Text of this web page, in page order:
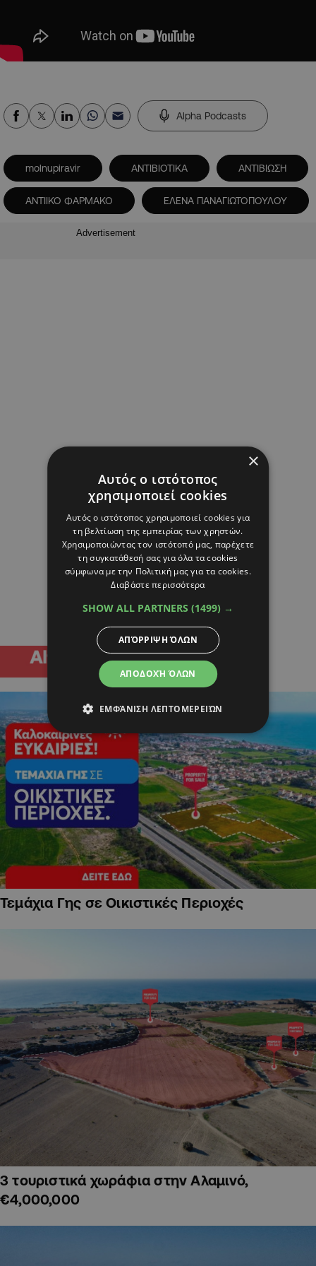
Alpha Podcasts
molnupiravir ΑΝΤΙΒΙΟΤΙΚΑ ΑΝΤΙΒΙΩΣΗ
ΑΝΤΙΙΚΟ ΦΑΡΜΑΚΟ ΕΛΕΝΑ ΠΑΝΑΓΙΩΤΟΠΟΥΛΟΥ
Advertisement
Τεμάχια Γης σε Οικιστικές Περιοχές
3 τουριστικά χωράφια στην Αλαμινό,
€4,000,000
×
Αυτός ο ιστότοπος
χρησιμοποιεί cookies
Αυτός ο ιστότοπος χρησιμοποιεί cookies για
τη βελτίωση της εμπειρίας των χρηστών.
Χρησιμοποιώντας τον ιστότοπό μας, παρέχετε
τη συγκατάθεσή σας για όλα τα cookies
σύμφωνα με την Πολιτική μας για τα cookies.
Διαβάστε περισσότερα
SHOW ALL PARTNERS (1499) →
ΑΠΟΔΟΧΉ ΌΛΩΝ
ΑΠΌΡΡΙΨΗ ΌΛΩΝ
ΕΜΦΆΝΙΣΗ ΛΕΠΤΟΜΕΡΕΙΏΝ